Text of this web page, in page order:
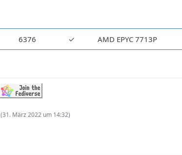
6376 ✓ AMD EPYC 7713P
(31. März 2022 um 14:32)